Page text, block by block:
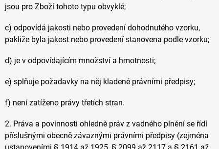
jsou pro Zboží tohoto typu obvyklé;
c) odpovídá jakosti nebo provedení dohodnutého vzorku,
pakliže byla jakost nebo provedení stanovena podle vzorku;
d) je v odpovídajícím množství a hmotnosti;
e) splňuje požadavky na něj kladené právními předpisy;
f) není zatíženo právy třetích stran.
2. Práva a povinnosti ohledně práv z vadného plnění se řídí
příslušnými obecně závaznými právními předpisy (zejména
ustanoveními § 1914 až 1925, § 2099 až 2117 a § 2161 až